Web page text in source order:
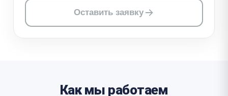
Оставить заявку
Как мы работаем